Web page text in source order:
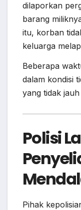
dilaporkan
barang
itu, korban
keluarga
Beberapa
dalam kondisi
yang tidak
Polisi
Pihak